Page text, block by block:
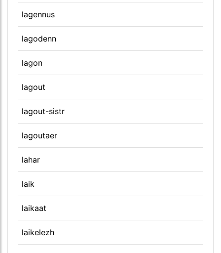
lagennus
lagodenn
lagon
lagout
lagout-sistr
lagoutaer
lahar
laik
laikaat
laikelezh